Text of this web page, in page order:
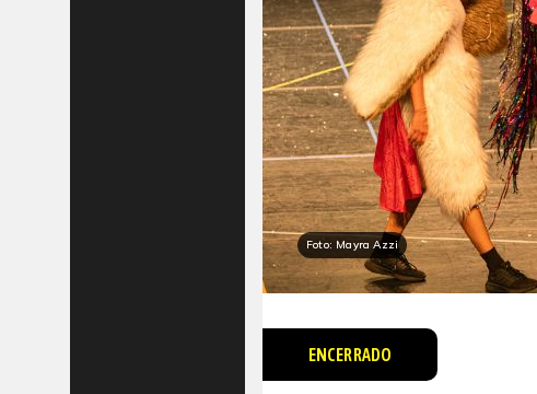
Foto: Mayra Azzi
ENCERRADO